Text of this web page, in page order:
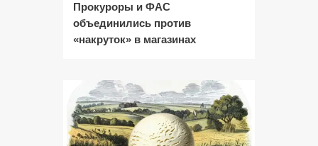
Прокуроры и ФАС
объединились против
«накруток» в магазинах